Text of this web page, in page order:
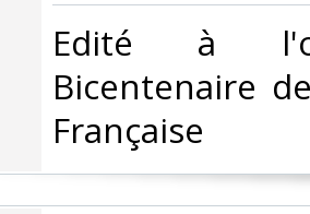
‎Edité à
Bicentenaire
Française‎